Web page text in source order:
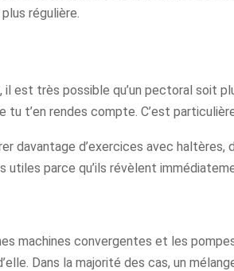
régulière.
est très possible qu’un pectoral soit
t’en rendes compte. C’est
davantage d’exercices avec haltères,
utiles parce qu’ils révèlent
machines convergentes et les
Dans la majorité des cas, un